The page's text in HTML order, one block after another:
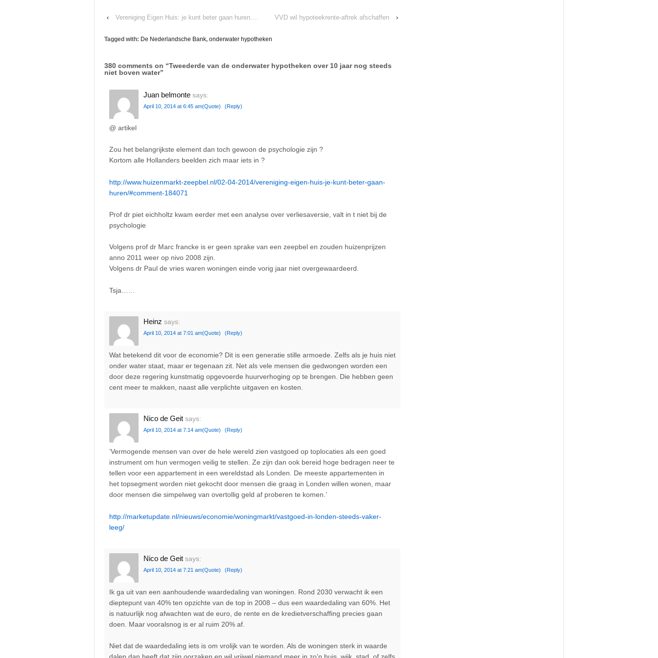
‹ Vereniging Eigen Huis: je kunt beter gaan huren…. VVD wil hypoteekrente-aftrek afschaffen ›
Tagged with: De Nederlandsche Bank, onderwater hypotheken
380 comments on “Tweederde van de onderwater hypotheken over 10 jaar nog steeds
niet boven water”
Juan belmonte says:
April 10, 2014 at 6:45 am(Quote) (Reply)
@ artikel
Zou het belangrijkste element dan toch gewoon de psychologie zijn ?
Kortom alle Hollanders beelden zich maar iets in ?
http://www.huizenmarkt-zeepbel.nl/02-04-2014/vereniging-eigen-huis-je-kunt-beter-gaan-
huren/#comment-184071
Prof dr piet eichholtz kwam eerder met een analyse over verliesaversie, valt in t niet bij de
psychologie
Volgens prof dr Marc francke is er geen sprake van een zeepbel en zouden huizenprijzen
anno 2011 weer op nivo 2008 zijn.
Volgens dr Paul de vries waren woningen einde vorig jaar niet overgewaardeerd.
Tsja……
Heinz says:
April 10, 2014 at 7:01 am(Quote) (Reply)
Wat betekend dit voor de economie? Dit is een generatie stille armoede. Zelfs als je huis niet
onder water staat, maar er tegenaan zit. Net als vele mensen die gedwongen worden een
door deze regering kunstmatig opgevoerde huurverhoging op te brengen. Die hebben geen
cent meer te makken, naast alle verplichte uitgaven en kosten.
Nico de Geit says:
April 10, 2014 at 7:14 am(Quote) (Reply)
‘Vermogende mensen van over de hele wereld zien vastgoed op toplocaties als een goed
instrument om hun vermogen veilig te stellen. Ze zijn dan ook bereid hoge bedragen neer te
tellen voor een appartement in een wereldstad als Londen. De meeste appartementen in
het topsegment worden niet gekocht door mensen die graag in Londen willen wonen, maar
door mensen die simpelweg van overtollig geld af proberen te komen.’
http://marketupdate.nl/nieuws/economie/woningmarkt/vastgoed-in-londen-steeds-vaker-
leeg/
Nico de Geit says:
April 10, 2014 at 7:21 am(Quote) (Reply)
Ik ga uit van een aanhoudende waardedaling van woningen. Rond 2030 verwacht ik een
dieptepunt van 40% ten opzichte van de top in 2008 – dus een waardedaling van 60%. Het
is natuurlijk nog afwachten wat de euro, de rente en de kredietverschaffing precies gaan
doen. Maar vooralsnog is er al ruim 20% af.
Niet dat de waardedaling iets is om vrolijk van te worden. Als de woningen sterk in waarde